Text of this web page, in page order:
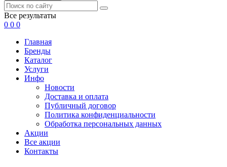
Все результаты
0 0 0
Главная
Бренды
Каталог
Услуги
Инфо
Новости
Доставка и оплата
Публичный договор
Политика конфиденциальности
Обработка персональных данных
Акции
Все акции
Контакты